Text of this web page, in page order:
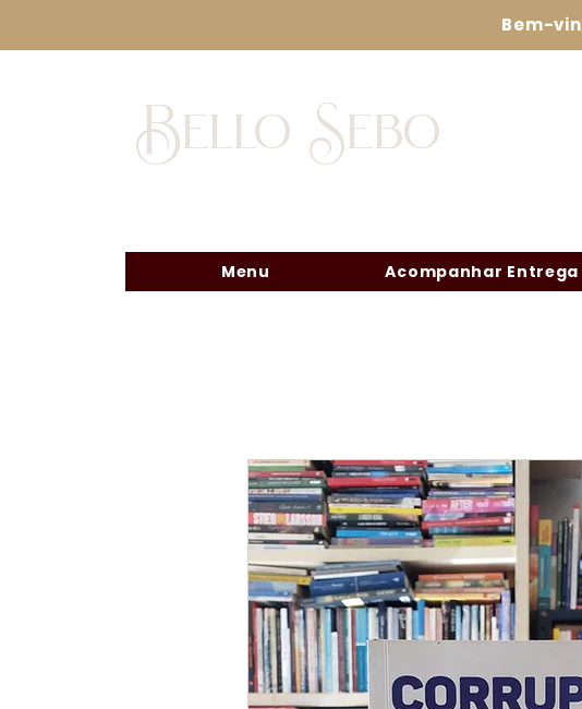
Bem-
Bello Sebo
Menu Acompanhar Entrega